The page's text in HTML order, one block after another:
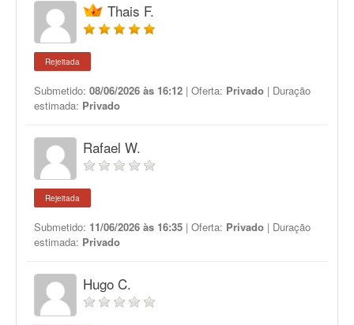
Thais F.
Rejeitada
Submetido: 08/06/2026 às 16:12 | Oferta: Privado | Duração
estimada: Privado
Rafael W.
Rejeitada
Submetido: 11/06/2026 às 16:35 | Oferta: Privado | Duração
estimada: Privado
Hugo C.